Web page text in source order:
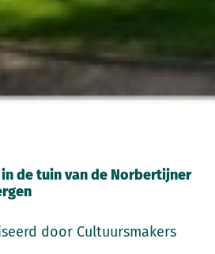
de tuin van de Norbertijner
door Cultuursmakers